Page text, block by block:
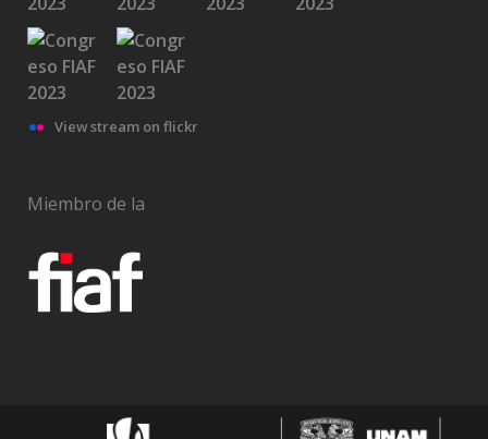
View stream on flickr
Miembro de la